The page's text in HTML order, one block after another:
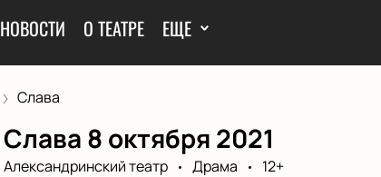
НОВОСТИ О ТЕАТРЕ ЕЩЕ
Слава
Слава 8 октября 2021
Александринский театр Драма
12+